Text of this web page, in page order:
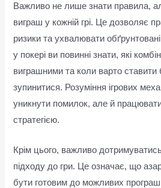
Важливо не лише знати правила,
виграш у кожній грі. Це дозволяє
ризики та ухвалювати
у покері ви повинні знати, які
виграшними та коли варто ставити
зупинитися. Розуміння ігрових
уникнути помилок, але й
стратегією.
Крім цього, важливо
підходу до гри. Це означає, що
бути готовим до можливих